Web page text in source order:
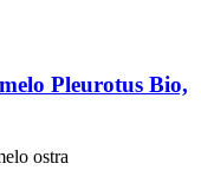
Pleurotus Bio,
ostra